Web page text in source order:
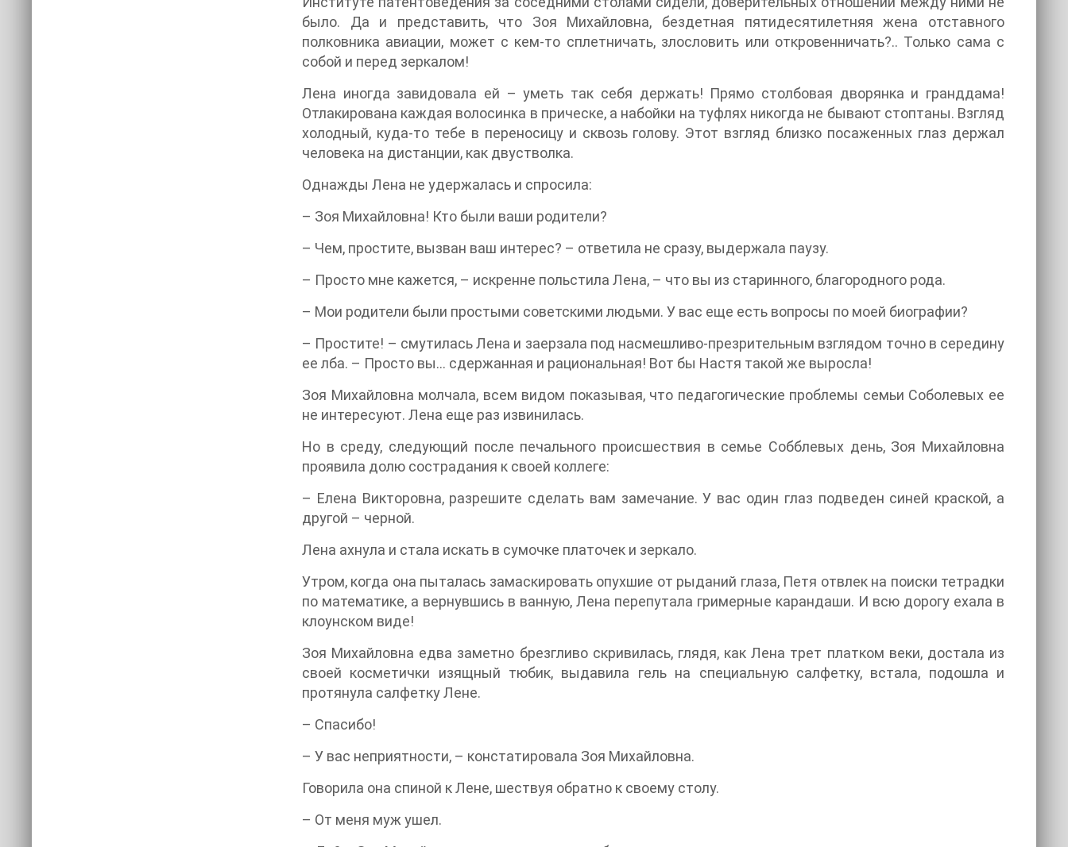
было. Да и представить, что Зоя Михайловна, бездетная пятидесятилетняя жена отставного
полковника авиации, может с кем-то сплетничать, злословить или откровенничать?.. Только сама с
собой и перед зеркалом!
Лена иногда завидовала ей – уметь так себя держать! Прямо столбовая дворянка и гранддама!
Отлакирована каждая волосинка в прическе, а набойки на туфлях никогда не бывают стоптаны. Взгляд
холодный, куда-то тебе в переносицу и сквозь голову. Этот взгляд близко посаженных глаз держал
человека на дистанции, как двустволка.
Однажды Лена не удержалась и спросила:
– Зоя Михайловна! Кто были ваши родители?
– Чем, простите, вызван ваш интерес? – ответила не сразу, выдержала паузу.
– Просто мне кажется, – искренне польстила Лена, – что вы из старинного, благородного рода.
– Мои родители были простыми советскими людьми. У вас еще есть вопросы по моей биографии?
– Простите! – смутилась Лена и заерзала под насмешливо-презрительным взглядом точно в середину
ее лба. – Просто вы... сдержанная и рациональная! Вот бы Настя такой же выросла!
Зоя Михайловна молчала, всем видом показывая, что педагогические проблемы семьи Соболевых ее
не интересуют. Лена еще раз извинилась.
Но в среду, следующий после печального происшествия в семье Собблевых день, Зоя Михайловна
проявила долю сострадания к своей коллеге:
– Елена Викторовна, разрешите сделать вам замечание. У вас один глаз подведен синей краской, а
другой – черной.
Лена ахнула и стала искать в сумочке платочек и зеркало.
Утром, когда она пыталась замаскировать опухшие от рыданий глаза, Петя отвлек на поиски тетрадки
по математике, а вернувшись в ванную, Лена перепутала гримерные карандаши. И всю дорогу ехала в
клоунском виде!
Зоя Михайловна едва заметно брезгливо скривилась, глядя, как Лена трет платком веки, достала из
своей косметички изящный тюбик, выдавила гель на специальную салфетку, встала, подошла и
протянула салфетку Лене.
– Спасибо!
– У вас неприятности, – констатировала Зоя Михайловна.
Говорила она спиной к Лене, шествуя обратно к своему столу.
– От меня муж ушел.